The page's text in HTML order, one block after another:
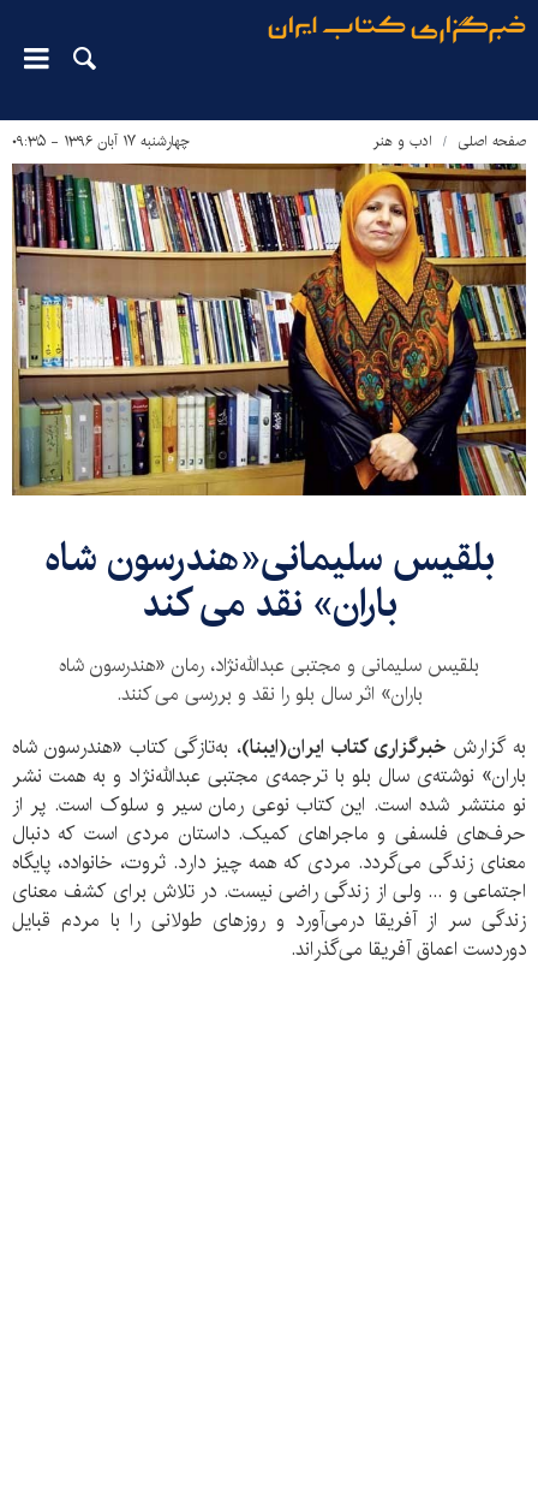
صفحه اصلی ادب و هنر چهارشنبه ۱۷ آبان ۱۳۹۶ - ۰۹:۳۵
بلقیس سلیمانی«هندرسون شاه
باران» نقد می کند
بلقیس سلیمانی و مجتبی عبدالله‌نژاد، رمان «هندرسون شاه
باران» اثر سال بلو را نقد و بررسی می کنند.
به گزارشخبرگزاری کتاب ایران(ایبنا)، به‌تازگی کتاب «هندرسون شاه
باران» نوشته‌ی سال بلو با ترجمه‌ی مجتبی عبدالله‌نژاد و به همت نشر
نو منتشر شده است. این کتاب نوعی رمان سیر و سلوک است. پر از
حرف‌های فلسفی و ماجراهای کمیک. داستان مردی است که دنبال
معنای زندگی می‌گردد. مردی که همه چیز دارد. ثروت، خانواده، پایگاه
اجتماعی و ... ولی از زندگی راضی نیست. در تلاش برای کشف معنای
زندگی سر از آفریقا درمی‌آورد و روزهای طولانی را با مردم قبایل
دوردست اعماق آفریقا می‌گذراند.